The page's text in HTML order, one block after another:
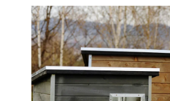
DOMÁCI WELLNESS
PRE VTÁKY
DARČEKOVÝ POUKAZ